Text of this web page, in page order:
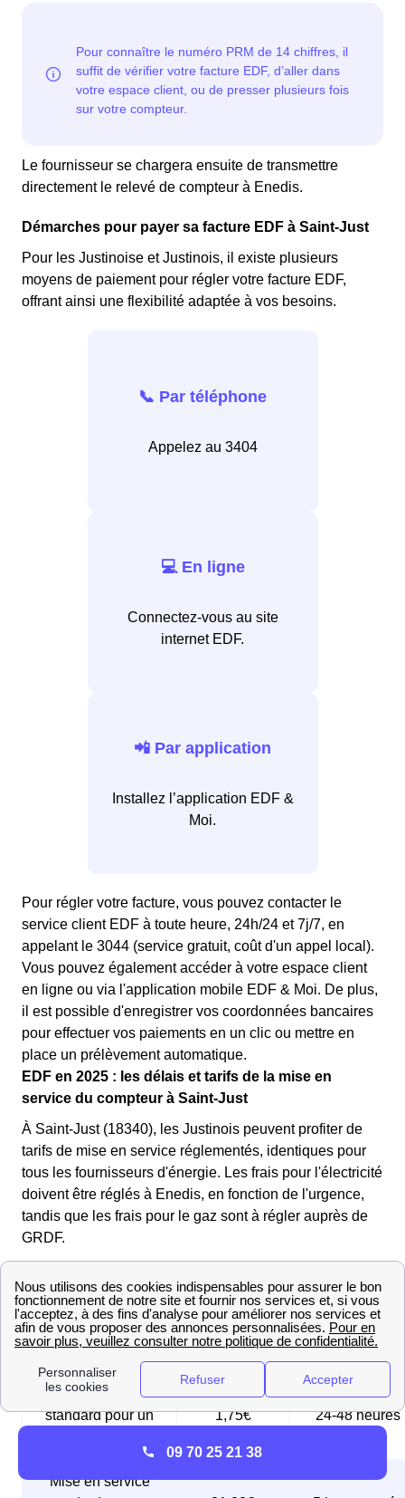
Le fournisseur se chargera ensuite de transmettre
directement le relevé de compteur à Enedis.
Démarches pour payer sa facture EDF à Saint-Just
Pour les Justinoise et Justinois, il existe plusieurs
moyens de paiement pour régler votre facture EDF,
offrant ainsi une flexibilité adaptée à vos besoins.
📞 Par téléphone
Appelez au 3404
💻 En ligne
Connectez-vous au site
internet EDF.
📲 Par application
Installez l’application EDF &
Moi.
Pour régler votre facture, vous pouvez contacter le
service client EDF à toute heure, 24h/24 et 7j/7, en
appelant le 3044 (service gratuit, coût d'un appel local).
Vous pouvez également accéder à votre espace client
en ligne ou via l'application mobile EDF & Moi. De plus,
il est possible d'enregistrer vos coordonnées bancaires
pour effectuer vos paiements en un clic ou mettre en
place un prélèvement automatique.
EDF en 2025 : les délais et tarifs de la mise en
service du compteur à Saint-Just
À Saint-Just (18340), les Justinois peuvent profiter de
tarifs de mise en service réglementés, identiques pour
tous les fournisseurs d'énergie. Les frais pour l'électricité
doivent être réglés à Enedis, en fonction de l'urgence,
tandis que les frais pour le gaz sont à régler auprès de
GRDF.
en service possibles à Saint-Just (18340) :
Tableau des mises en service d'électricité
Mise en service
standard pour un
1,75€ 24-48 heures
Mise en service
09 70 25 21 38